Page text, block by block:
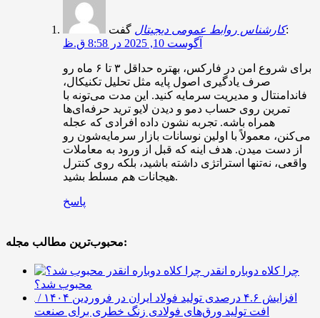
کارشناس روابط عمومی دیجیتالگفت:
آگوست 10, 2025 در 8:58 ق.ظ
برای شروع امن در فارکس، بهتره حداقل ۳ تا ۶ ماه رو
صرف یادگیری اصول پایه مثل تحلیل تکنیکال،
فاندامنتال و مدیریت سرمایه کنید. این مدت می‌تونه با
تمرین روی حساب دمو و دیدن لایو ترید حرفه‌ای‌ها
همراه باشه. تجربه نشون داده افرادی که عجله
می‌کنن، معمولاً با اولین نوسانات بازار سرمایه‌شون رو
از دست میدن. هدف اینه که قبل از ورود به معاملات
واقعی، نه‌تنها استراتژی داشته باشید، بلکه روی کنترل
هیجانات هم مسلط بشید.
پاسخ
محبوب‌ترین مطالب مجله:
چرا کلاه دوباره انقدر
محبوب شد؟
افزایش ۴.۶ درصدی تولید فولاد ایران در فروردین ۱۴۰۴ /
افت تولید ورق‌های فولادی زنگ خطری برای صنعت